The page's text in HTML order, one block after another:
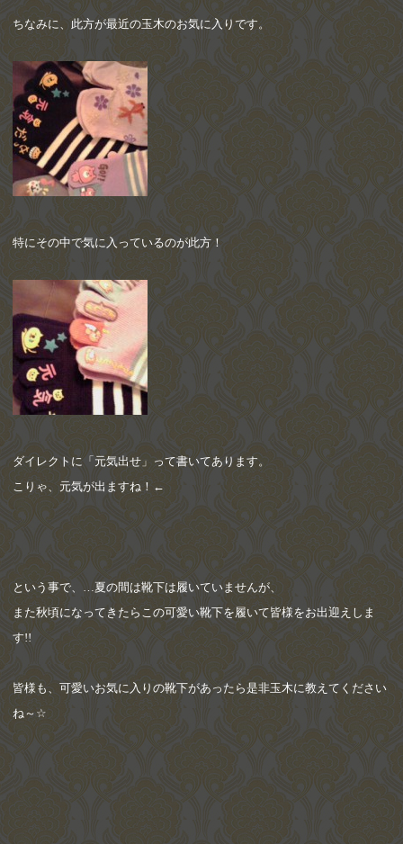
ちなみに、此方が最近の玉木のお気に入りです。
特にその中で気に入っているのが此方！
ダイレクトに「元気出せ」って書いてあります。
こりゃ、元気が出ますね！←
という事で、
夏の間は靴下は履いていませんが、
また秋頃になってきたらこの可愛い靴下を履いて皆様をお出迎えしま
す!!
皆様も、可愛いお気に入りの靴下があったら是非玉木に教えてください
ね～ ☆